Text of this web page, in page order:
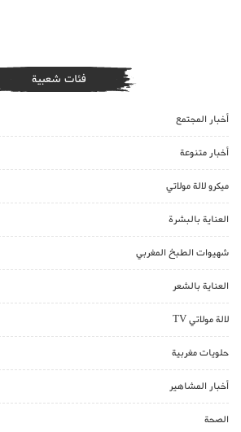
فئات شعبية
أخبار المجتمع
أخبار متنوعة
ميكرو لالة مولاتي
العناية بالبشرة
شهيوات الطبخ المغربي
العناية بالشعر
لالة مولاتي TV
حلويات مغربية
أخبار المشاهير
الصحة